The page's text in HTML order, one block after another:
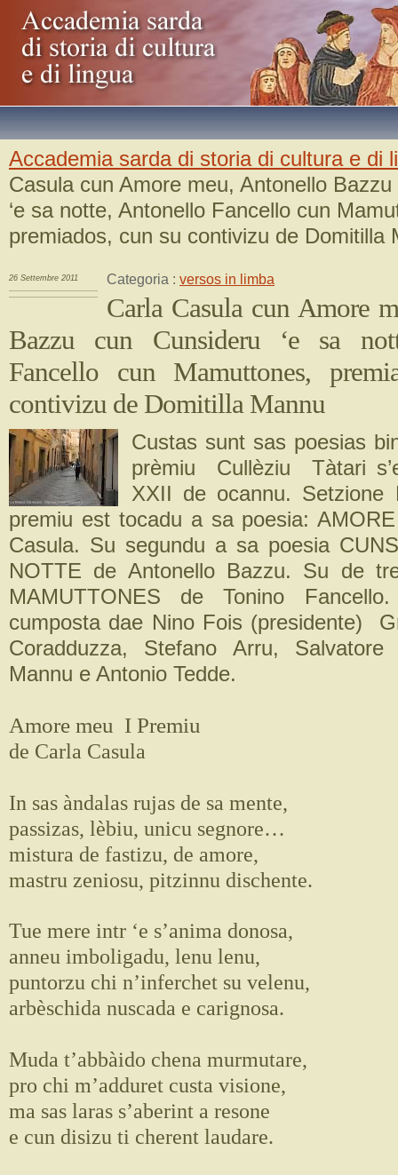
Accademia sarda di storia di cultura e di
Casula cun Amore meu, Antonello
‘e sa notte, Antonello Fancello cun
premiados, cun su contivizu de Domitilla
26 Settembre 2011 Categoria : versos in limba
Carla Casula cun Amore
Bazzu cun Cunsideru ‘e sa
Fancello cun Mamuttones,
contivizu de Domitilla Mannu
Custas sunt sas poesias
prèmiu Cullèziu Tàtari
XXII de ocannu.
premiu est tocadu a sa poesia:
Casula. Su segundu a sa poesia
NOTTE de Antonello Bazzu. Su de
MAMUTTONES de Tonino
cumposta dae Nino Fois (presidente)
Coradduzza, Stefano Arru, Salvatore
Mannu e Antonio Tedde.
Amore meu I Premiu
de Carla Casula
In sas àndalas rujas de sa mente,
passizas, lèbiu, unicu segnore…
mistura de fastizu, de amore,
mastru zeniosu, pitzinnu dischente.
Tue mere intr ‘e s’anima donosa,
anneu imboligadu, lenu lenu,
puntorzu chi n’inferchet su velenu,
arbèschida nuscada e carignosa.
Muda t’abbàido chena murmutare,
pro chi m’adduret custa visione,
ma sas laras s’aberint a resone
e cun disizu ti cherent laudare.